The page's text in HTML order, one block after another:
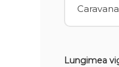
Lungimea